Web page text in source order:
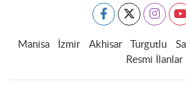
Manisa İzmir Akhisar Turgutlu
Resmi İlanlar